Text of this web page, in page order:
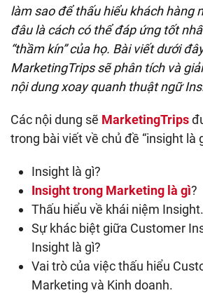
làm sao để thấu hiểu khách hàng
đâu là cách có thể đáp ứng tốt
“thầm kín” của họ. Bài viết dưới
MarketingTrips sẽ phân tích và
nội dung xoay quanh thuật ngữ
Các nội dung sẽ MarketingTrips
trong bài viết về chủ đề “insight là
Insight là gì?
Insight trong Marketing là gì?
Thấu hiểu về khái niệm Insight.
Sự khác biệt giữa Customer
Insight là gì?
Vai trò của việc thấu hiểu
Marketing và Kinh doanh.